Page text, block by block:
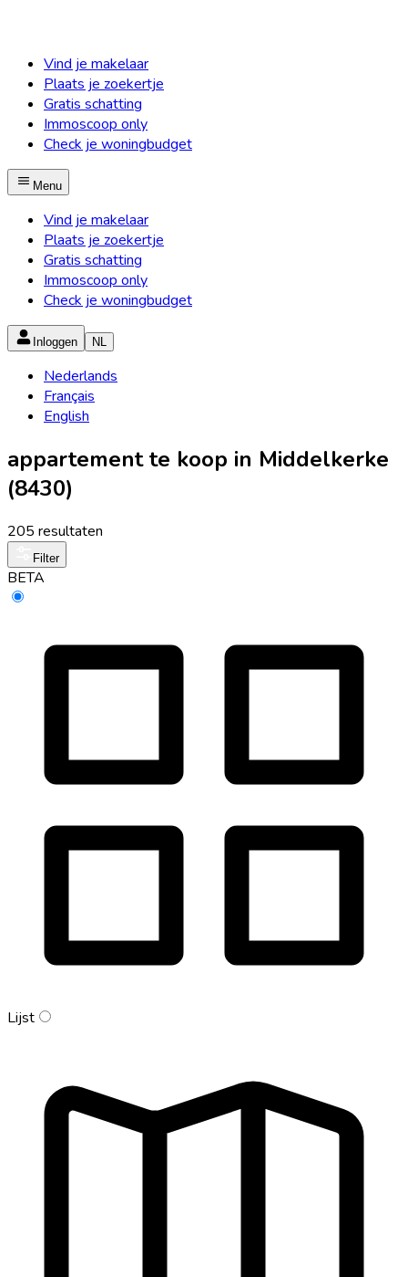
Vind je makelaar
Plaats je zoekertje
Gratis schatting
Immoscoop only
Check je woningbudget
Menu
Vind je makelaar
Plaats je zoekertje
Gratis schatting
Immoscoop only
Check je woningbudget
Inloggen NL
Nederlands
Français
English
appartement te koop in Middelkerke
(8430)
205 resultaten
Filter
BETA
Lijst